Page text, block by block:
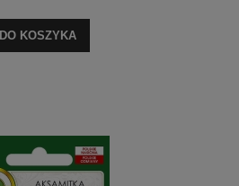
DO KOSZYKA